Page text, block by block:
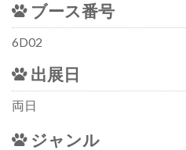
ブース番号
6D02
出展日
両日
ジャンル